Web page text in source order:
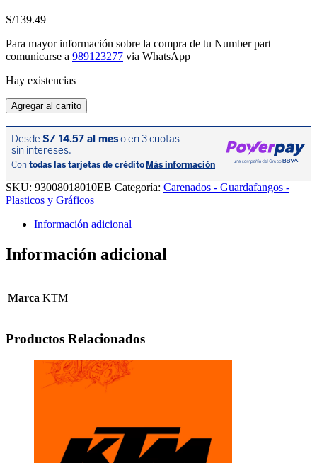
S/139.49
Para mayor información sobre la compra de tu Number part
comunicarse a 989123277 via WhatsApp
Hay existencias
CARENADO
POS.
LAT.
IZQ.
GRY./BLK./200DUKE
23/200DUKE
NG
23/390DUKE
23/
cantidad
Agregar al carrito
SKU: 93008018010EB Categoría: Carenados - Guardafangos -
Plasticos y Gráficos
Información adicional
Información adicional
Marca KTM
Productos Relacionados